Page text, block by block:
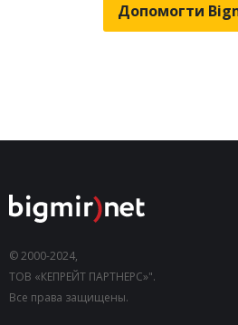
Допомогти
© 2000-2024,
ТОВ «КЕПРЕЙТ ПАРТНЕРС»".
Все права защищены.